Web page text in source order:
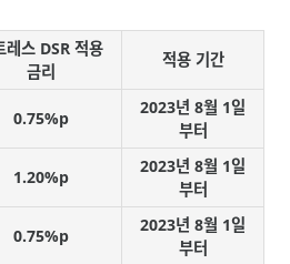
레스 DSR 적용
금리
적용 기간
0.75%p
2023년 8월 1일
부터
1.20%p
2023년 8월 1일
부터
0.75%p
2023년 8월 1일
부터